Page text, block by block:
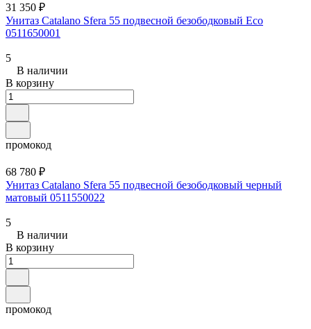
31 350 ₽
Унитаз Catalano Sfera 55 подвесной безободковый Eco
0511650001
5
В наличии
В корзину
промокод
68 780 ₽
Унитаз Catalano Sfera 55 подвесной безободковый черный
матовый 0511550022
5
В наличии
В корзину
промокод